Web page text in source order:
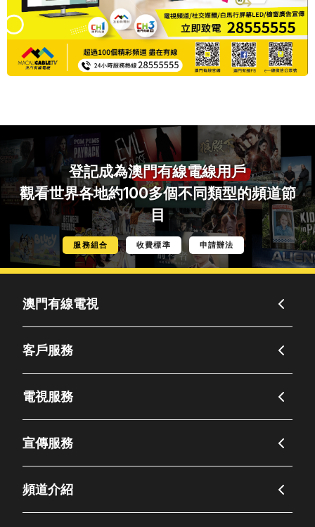
登記成為澳門有線電線用戶
觀看世界各地約100多個不同類型的頻道節
目
服務組合 收費標準 申請辦法
澳門有線電視
客戶服務
電視服務
宣傳服務
頻道介紹